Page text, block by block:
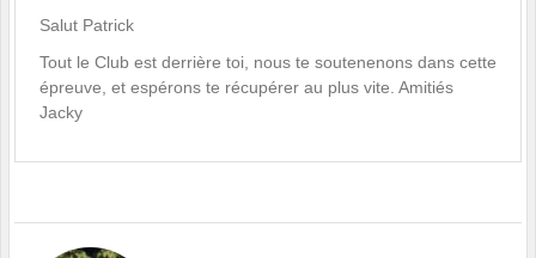
Salut Patrick
Tout le Club est derrière toi, nous te soutenenons dans cette
épreuve, et espérons te récupérer au plus vite. Amitiés
Jacky